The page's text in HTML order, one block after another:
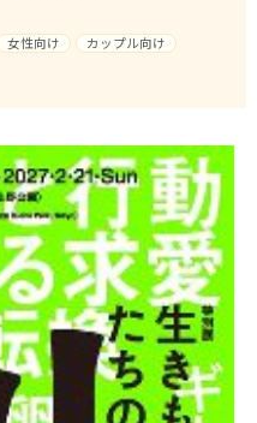
女性向け
カップル向け